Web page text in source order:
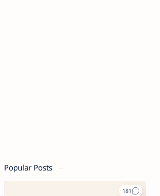
Popular Posts